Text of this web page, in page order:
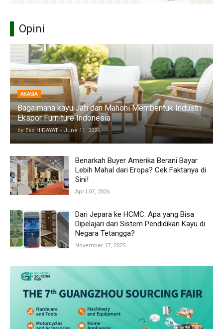
Opini
AKASIA
Bagaimana kayu Jati dan Mahoni Membentuk Industri
Ekspor Furniture Indonesia
by Eko HIDAYAT - June 11, 2026
Benarkah Buyer Amerika Berani Bayar
Lebih Mahal dari Eropa? Cek Faktanya di
Sini!
April 07, 2026
Dari Jepara ke HCMC: Apa yang Bisa
Dipelajari dari Sistem Pendidikan Kayu di
Negara Tetangga?
November 17, 2025